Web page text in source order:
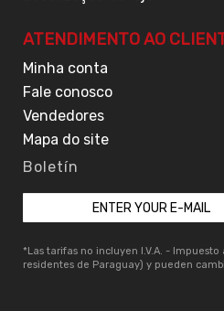
ATENDIMENTO AO
Minha conta
Fale conosco
Vendedores
Mapa do site
Boletín
*Las tarifas no incluyen I.V.A. -
residentes de Paraguay) y pueden